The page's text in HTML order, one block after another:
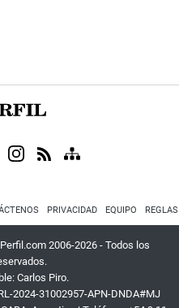
PRIVACIDAD EQUIPO
2006-2026 - Todos los
Carlos Piro.
2024-31002957-APN-DNDA#MJ